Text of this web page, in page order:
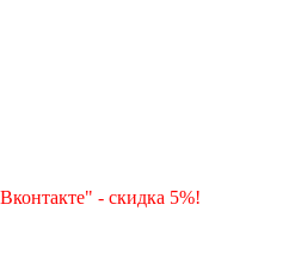
- скидка 5%!